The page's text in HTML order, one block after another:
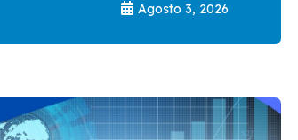
Agosto 3, 2026